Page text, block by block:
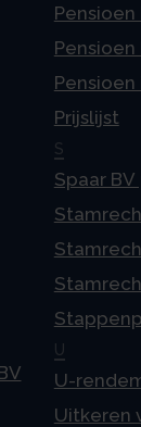
Prijslijst
S
Spaar
U
U-
Uitkeren